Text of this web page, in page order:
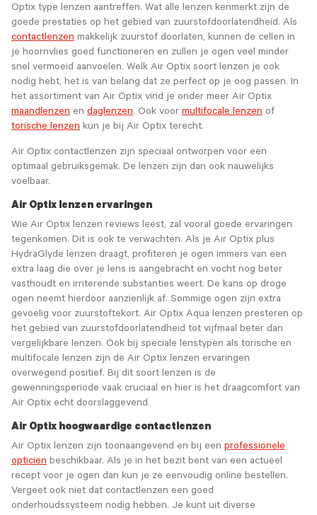
Optix type lenzen aantreffen. Wat alle lenzen kenmerkt zijn de
goede prestaties op het gebied van zuurstofdoorlatendheid. Als
contactlenzen makkelijk zuurstof doorlaten, kunnen de cellen in
je hoornvlies goed functioneren en zullen je ogen veel minder
snel vermoeid aanvoelen. Welk Air Optix soort lenzen je ook
nodig hebt, het is van belang dat ze perfect op je oog passen. In
het assortiment van Air Optix vind je onder meer Air Optix
maandlenzen en daglenzen. Ook voor multifocale lenzen of
torische lenzen kun je bij Air Optix terecht.
Air Optix contactlenzen zijn speciaal ontworpen voor een
optimaal gebruiksgemak. De lenzen zijn dan ook nauwelijks
voelbaar.
Air Optix lenzen ervaringen
Wie Air Optix lenzen reviews leest, zal vooral goede ervaringen
tegenkomen. Dit is ook te verwachten. Als je Air Optix plus
HydraGlyde lenzen draagt, profiteren je ogen immers van een
extra laag die over je lens is aangebracht en vocht nog beter
vasthoudt en irriterende substanties weert. De kans op droge
ogen neemt hierdoor aanzienlijk af. Sommige ogen zijn extra
gevoelig voor zuurstoftekort. Air Optix Aqua lenzen presteren op
het gebied van zuurstofdoorlatendheid tot vijfmaal beter dan
vergelijkbare lenzen. Ook bij speciale lenstypen als torische en
multifocale lenzen zijn de Air Optix lenzen ervaringen
overwegend positief. Bij dit soort lenzen is de
gewenningsperiode vaak cruciaal en hier is het draagcomfort van
Air Optix echt doorslaggevend.
Air Optix hoogwaardige contactlenzen
Air Optix lenzen zijn toonaangevend en bij een professionele
opticien beschikbaar. Als je in het bezit bent van een actueel
recept voor je ogen dan kun je ze eenvoudig online bestellen.
Vergeet ook niet dat contactlenzen een goed
onderhoudssysteem nodig hebben. Je kunt uit diverse